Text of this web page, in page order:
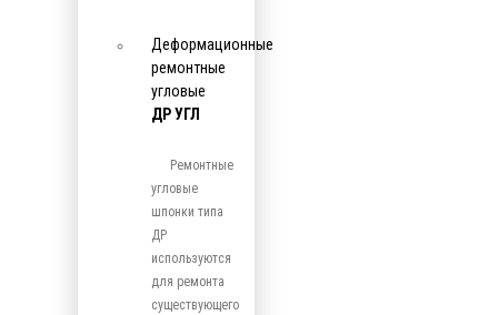
Деформационные
ремонтные
угловые
ДР УГЛ
Ремонтные
угловые
шпонки типа
ДР
используются
для ремонта
существующего